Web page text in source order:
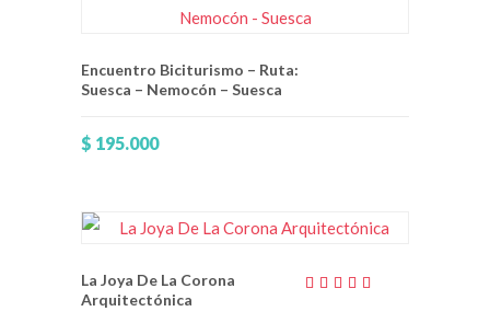
Encuentro Biciturismo – Ruta:
Suesca – Nemocón – Suesca
$ 195.000
La Joya De La Corona
Arquitectónica